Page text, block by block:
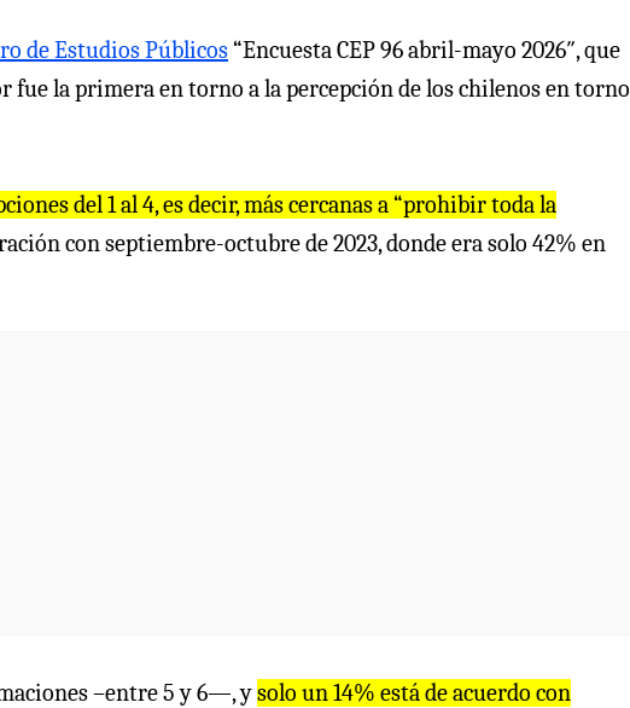
de Estudios Públicos “Encuesta CEP 96 abril-mayo 2026″, que
fue la primera en torno a la percepción de los chilenos en torno
del 1 al 4, es decir, más cercanas a “prohibir toda la
con septiembre-octubre de 2023, donde era solo 42% en
–entre 5 y 6—, ysolo un 14% está de acuerdo con